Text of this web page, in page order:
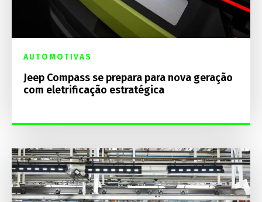
AUTOMOTIVAS
Jeep Compass se prepara para nova geração
com eletrificação estratégica